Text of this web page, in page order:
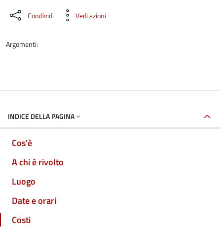
Condividi Vedi azioni
Argomenti:
INDICE DELLA PAGINA
Cos'è
A chi è rivolto
Luogo
Date e orari
Costi